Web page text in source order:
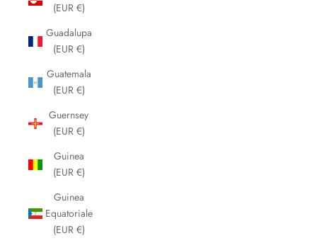
(EUR €)
Guadalupa
(EUR €)
Guatemala
(EUR €)
Guernsey
(EUR €)
Guinea
(EUR €)
Guinea
Equatoriale
(EUR €)